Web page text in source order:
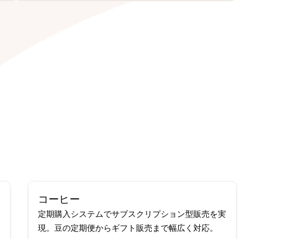
コーヒー
定期購入システムでサブスクリプション型販売を実
現。豆の定期便からギフト販売まで幅広く対応。